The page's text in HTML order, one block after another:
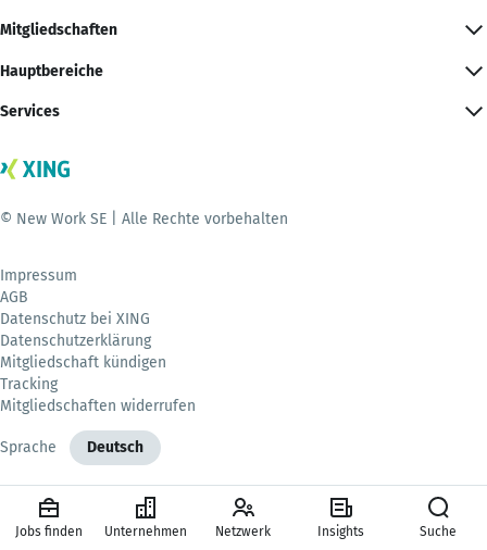
Mitgliedschaften
Hauptbereiche
Services
© New Work SE | Alle Rechte vorbehalten
Impressum
AGB
Datenschutz bei XING
Datenschutzerklärung
Mitgliedschaft kündigen
Tracking
Mitgliedschaften widerrufen
Sprache Deutsch
Jobs finden Unternehmen Netzwerk Insights Suche